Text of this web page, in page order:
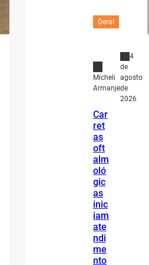
Geral
Micheli
Armanje
4
de
agosto
de
2026
Car
ret
as
oft
alm
oló
gic
as
inic
iam
ate
ndi
me
nto